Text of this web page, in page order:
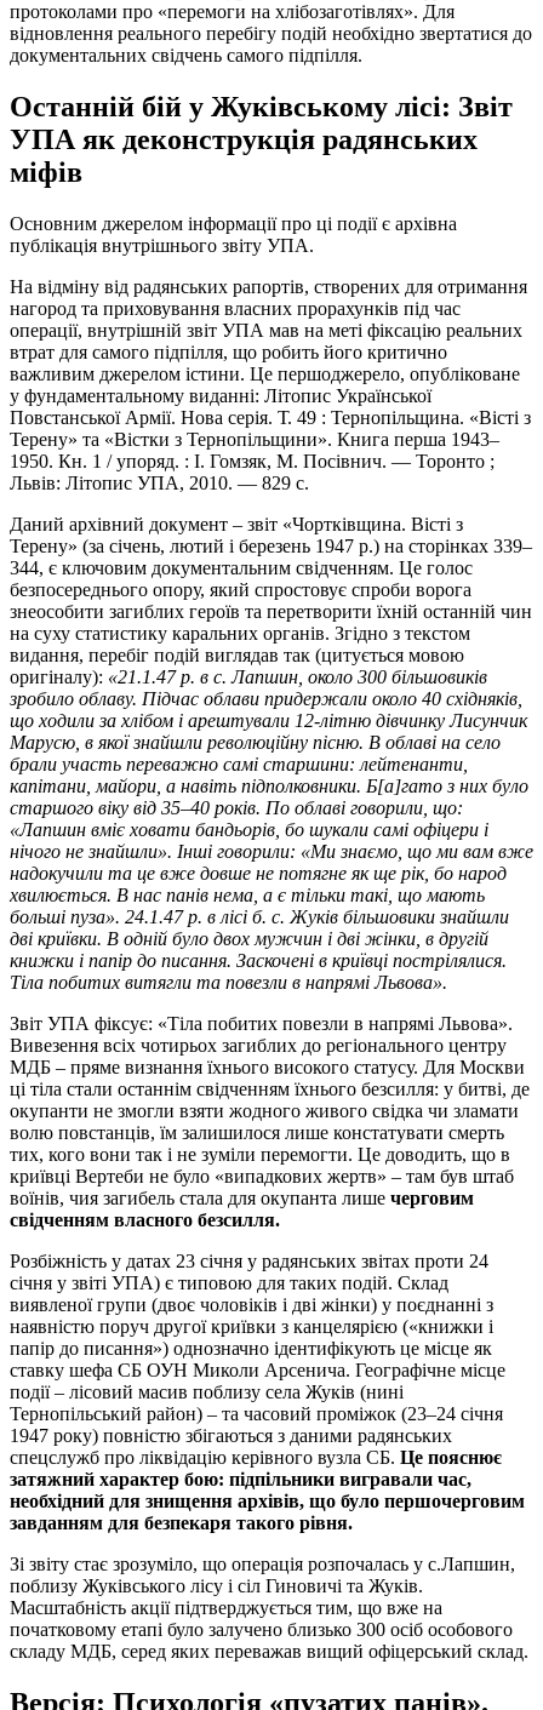
протоколами про «перемоги на хлібозаготівлях». Для
відновлення реального перебігу подій необхідно звертатися до
документальних свідчень самого підпілля.
Останній бій у Жуківському лісі: Звіт
УПА як деконструкція радянських
міфів
Основним джерелом інформації про ці події є архівна
публікація внутрішнього звіту УПА.
На відміну від радянських рапортів, створених для отримання
нагород та приховування власних прорахунків під час
операції, внутрішній звіт УПА мав на меті фіксацію реальних
втрат для самого підпілля, що робить його критично
важливим джерелом істини. Це першоджерело, опубліковане
у фундаментальному виданні: Літопис Української
Повстанської Армії. Нова серія. Т. 49 : Тернопільщина. «Вісті з
Терену» та «Вістки з Тернопільщини». Книга перша 1943–
1950. Кн. 1 / упоряд. : І. Гомзяк, М. Посівнич. — Торонто ;
Львів: Літопис УПА, 2010. — 829 с.
Даний архівний документ – звіт «Чортківщина. Вісті з
Терену» (за січень, лютий і березень 1947 р.) на сторінках 339–
344, є ключовим документальним свідченням. Це голос
безпосереднього опору, який спростовує спроби ворога
знеособити загиблих героїв та перетворити їхній останній чин
на суху статистику каральних органів. Згідно з текстом
видання, перебіг подій виглядав так (цитується мовою
оригіналу): «21.1.47 р. в с. Лапшин, около 300 більшовиків
зробило облаву. Підчас облави придержали около 40 східняків,
що ходили за хлібом і арештували 12-літню дівчинку Лисунчик
Марусю, в якої знайшли революційну пісню. В облаві на село
брали участь переважно самі старшини: лейтенанти,
капітани, майори, а навіть підполковники. Б[а]гато з них було
старшого віку від 35–40 років. По облаві говорили, що:
«Лапшин вміє ховати бандьорів, бо шукали самі офіцери і
нічого не знайшли». Інші говорили: «Ми знаємо, що ми вам вже
надокучили та це вже довше не потягне як ще рік, бо народ
хвилюється. В нас панів нема, а є тільки такі, що мають
больші пуза». 24.1.47 р. в лісі б. с. Жуків більшовики знайшли
дві криївки. В одній було двох мужчин і дві жінки, в другій
книжки і папір до писання. Заскочені в криївці пострілялися.
Тіла побитих витягли та повезли в напрямі Львова».
Звіт УПА фіксує: «Тіла побитих повезли в напрямі Львова».
Вивезення всіх чотирьох загиблих до регіонального центру
МДБ – пряме визнання їхнього високого статусу. Для Москви
ці тіла стали останнім свідченням їхнього безсилля: у битві, де
окупанти не змогли взяти жодного живого свідка чи зламати
волю повстанців, їм залишилося лише констатувати смерть
тих, кого вони так і не зуміли перемогти. Це доводить, що в
криївці Вертеби не було «випадкових жертв» – там був штаб
воїнів, чия загибель стала для окупанта лише черговим
свідченням власного безсилля.
Розбіжність у датах 23 січня у радянських звітах проти 24
січня у звіті УПА) є типовою для таких подій. Склад
виявленої групи (двоє чоловіків і дві жінки) у поєднанні з
наявністю поруч другої криївки з канцелярією («книжки і
папір до писання») однозначно ідентифікують це місце як
ставку шефа СБ ОУН Миколи Арсенича. Географічне місце
події – лісовий масив поблизу села Жуків (нині
Тернопільський район) – та часовий проміжок (23–24 січня
1947 року) повністю збігаються з даними радянських
спецслужб про ліквідацію керівного вузла СБ. Це пояснює
затяжний характер бою: підпільники вигравали час,
необхідний для знищення архівів, що було першочерговим
завданням для безпекаря такого рівня.
Зі звіту стає зрозуміло, що операція розпочалась у с.Лапшин,
поблизу Жуківського лісу і сіл Гиновичі та Жуків.
Масштабність акції підтверджується тим, що вже на
початковому етапі було залучено близько 300 осіб особового
складу МДБ, серед яких переважав вищий офіцерський склад.
Версія: Психологія «пузатих панів».